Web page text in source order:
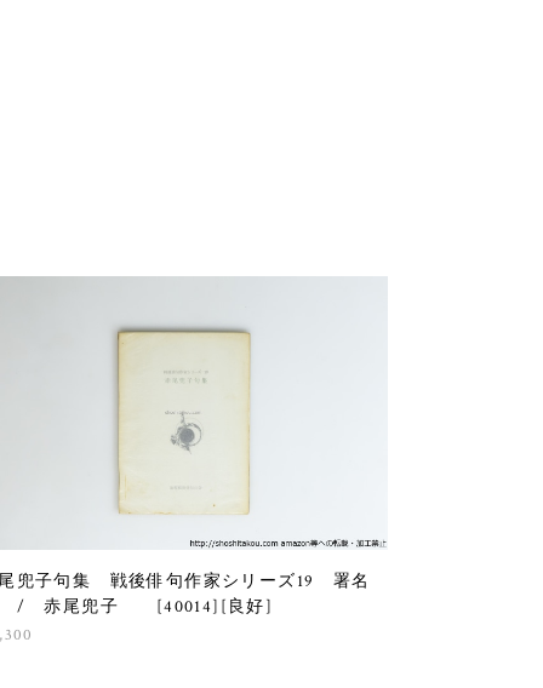
兜子句集 戦後俳句作家シリーズ19 署名
/ 赤尾兜子 [40014][良好]